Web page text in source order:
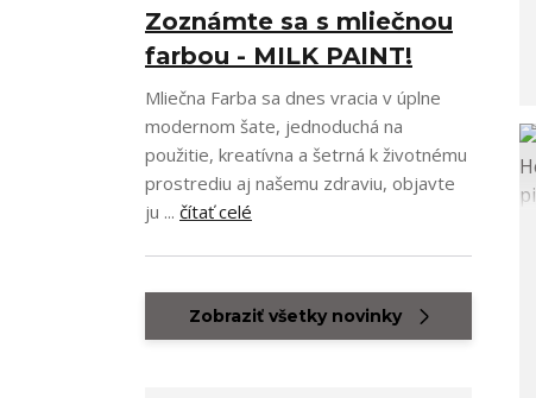
Zoznámte sa s mliečnou
farbou - MILK PAINT!
Mliečna Farba sa dnes vracia v úplne
modernom šate, jednoduchá na
použitie, kreatívna a šetrná k životnému
prostrediu aj našemu zdraviu, objavte
ju ... čítať celé
Zobraziť všetky novinky